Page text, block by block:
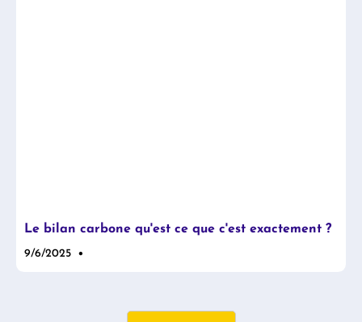
Le bilan carbone qu'est ce que c'est exactement ?
9/6/2025 •